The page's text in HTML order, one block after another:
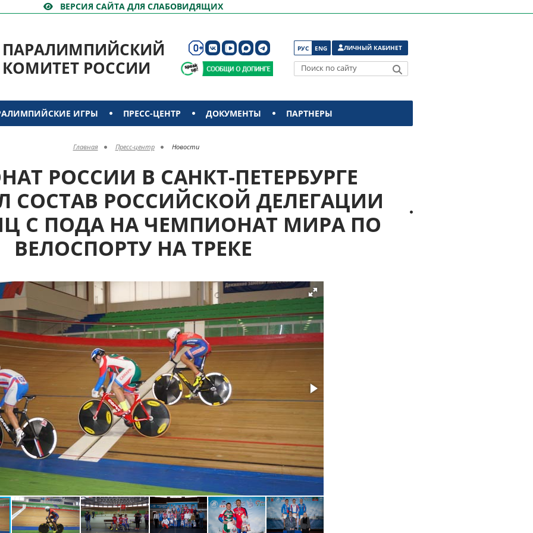
ВЕРСИЯ САЙТА ДЛЯ СЛАБОВИДЯЩИХ
ПАРАЛИМПИЙСКИЙ
КОМИТЕТ РОССИИ
РУС ENG ЛИЧНЫЙ КАБИНЕТ
Поиск по сайту
ИГРЫ ПРЕСС-ЦЕНТР ДОКУМЕНТЫ ПАРТНЕРЫ
Главная Пресс-центр Новости
РОССИИ В САНКТ-ПЕТЕРБУРГЕ
СОСТАВ РОССИЙСКОЙ ДЕЛЕГАЦИИ
С ПОДА НА ЧЕМПИОНАТ МИРА ПО
ВЕЛОСПОРТУ НА ТРЕКЕ